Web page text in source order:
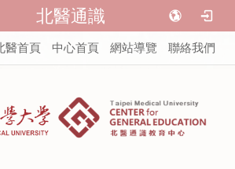
北醫通識
醫首頁 中心首頁 網站導覽 聯絡我們